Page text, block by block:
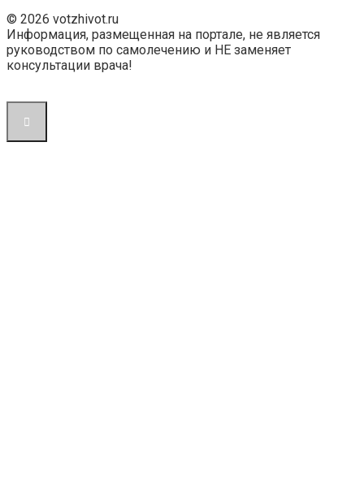
© 2026 votzhivot.ru
Информация, размещенная на портале, не является
руководством по самолечению и НЕ заменяет
консультации врача!